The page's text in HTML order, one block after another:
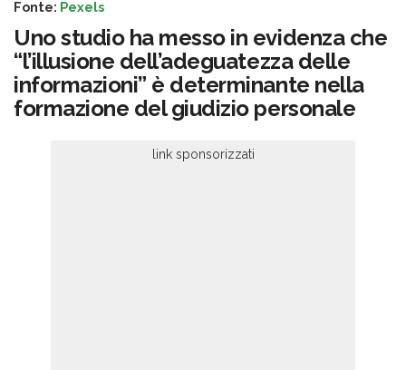
Fonte: Pexels
Uno studio ha messo in evidenza che
“l’illusione dell’adeguatezza delle
informazioni” è determinante nella
formazione del giudizio personale